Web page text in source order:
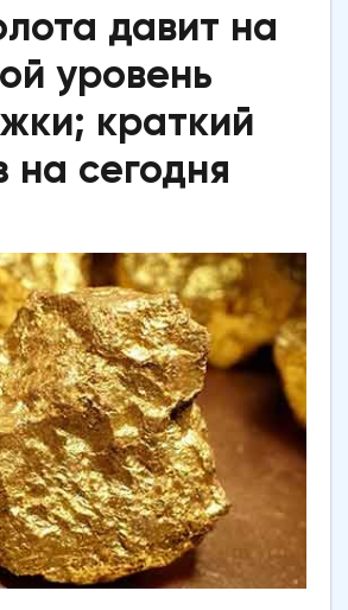
давит на
уровень
краткий
на сегодня